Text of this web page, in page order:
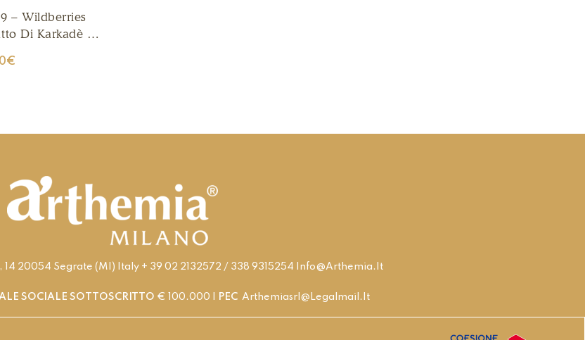
– Wildberries
Di Karkadè E
€
14 20054 Segrate (MI) Italy + 39 02 2132572 / 338 9315254 Info@arthemia.it
SOCIALE SOTTOSCRITTO € 100.000 | PEC Arthemiasrl@legalmail.it